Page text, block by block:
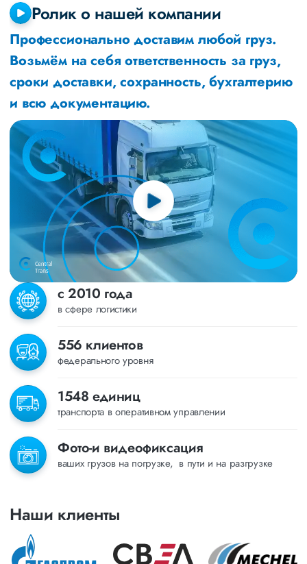
Ролик о нашей компании
Профессионально доставим любой груз.
Возьмём на себя ответственность за груз,
сроки доставки, сохранность, бухгалтерию
и всю документацию.
с 2010 года
в сфере логистики
556 клиентов
федерального уровня
1548 единиц
транспорта в оперативном управлении
Фото-и видеофиксация
ваших грузов на погрузке, в пути и на разгрузке
Наши клиенты